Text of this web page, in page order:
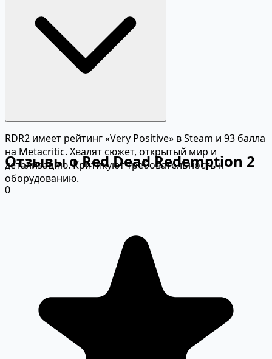
RDR2 имеет рейтинг «Very Positive» в Steam и 93 балла
на Metacritic. Хвалят сюжет, открытый мир и
детализацию. Критикуют требовательность к
оборудованию.
Отзывы о Red Dead Redemption 2
0